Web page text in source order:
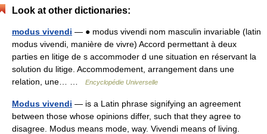
Look at other dictionaries:
modus vivendi — ● modus vivendi nom masculin invariable (latin
modus vivendi, manière de vivre) Accord permettant à deux
parties en litige de s accommoder d une situation en réservant la
solution du litige. Accommodement, arrangement dans une
relation, une… …
Encyclopédie Universelle
Modus vivendi — is a Latin phrase signifying an agreement
between those whose opinions differ, such that they agree to
disagree. Modus means mode, way. Vivendi means of living.